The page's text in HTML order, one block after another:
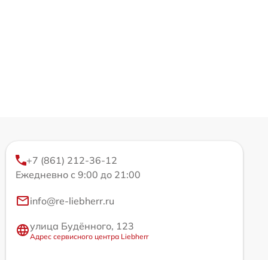
+7 (861) 212-36-12
Ежедневно с 9:00 до 21:00
info@re-liebherr.ru
улица Будённого, 123
Адрес сервисного центра Liebherr